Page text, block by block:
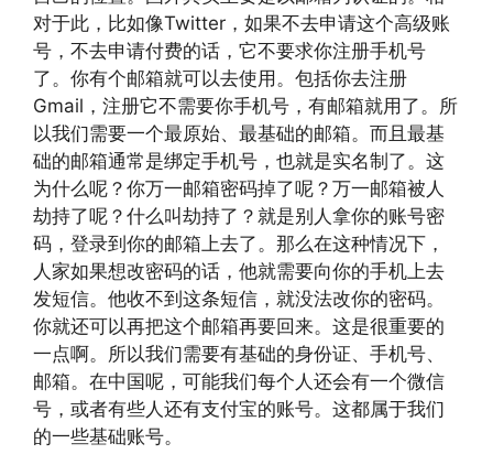
对于此，比如像Twitter，如果不去申请这个高级账
号，不去申请付费的话，它不要求你注册手机号
了。你有个邮箱就可以去使用。包括你去注册
Gmail，注册它不需要你手机号，有邮箱就用了。所
以我们需要一个最原始、最基础的邮箱。而且最基
础的邮箱通常是绑定手机号，也就是实名制了。这
为什么呢？你万一邮箱密码掉了呢？万一邮箱被人
劫持了呢？什么叫劫持了？就是别人拿你的账号密
码，登录到你的邮箱上去了。那么在这种情况下，
人家如果想改密码的话，他就需要向你的手机上去
发短信。他收不到这条短信，就没法改你的密码。
你就还可以再把这个邮箱再要回来。这是很重要的
一点啊。所以我们需要有基础的身份证、手机号、
邮箱。在中国呢，可能我们每个人还会有一个微信
号，或者有些人还有支付宝的账号。这都属于我们
的一些基础账号。